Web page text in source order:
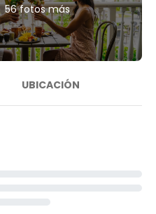
56 fotos más
UBICACIÓN